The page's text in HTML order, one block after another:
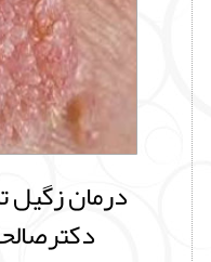
درمان زگیل